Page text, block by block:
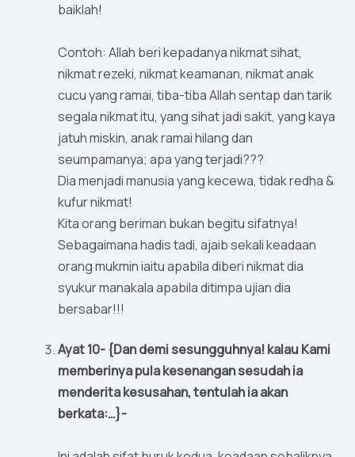
baiklah!
Contoh: Allah beri kepadanya nikmat sihat,
nikmat rezeki, nikmat keamanan, nikmat anak
cucu yang ramai, tiba-tiba Allah sentap dan tarik
segala nikmat itu, yang sihat jadi sakit, yang kaya
jatuh miskin, anak ramai hilang dan
seumpamanya; apa yang terjadi???
Dia menjadi manusia yang kecewa, tidak redha &
kufur nikmat!
Kita orang beriman bukan begitu sifatnya!
Sebagaimana hadis tadi, ajaib sekali keadaan
orang mukmin iaitu apabila diberi nikmat dia
syukur manakala apabila ditimpa ujian dia
bersabar!!!
Ayat 10- {Dan demi sesungguhnya! kalau Kami
memberinya pula kesenangan sesudah ia
menderita kesusahan, tentulah ia akan
berkata:…}-